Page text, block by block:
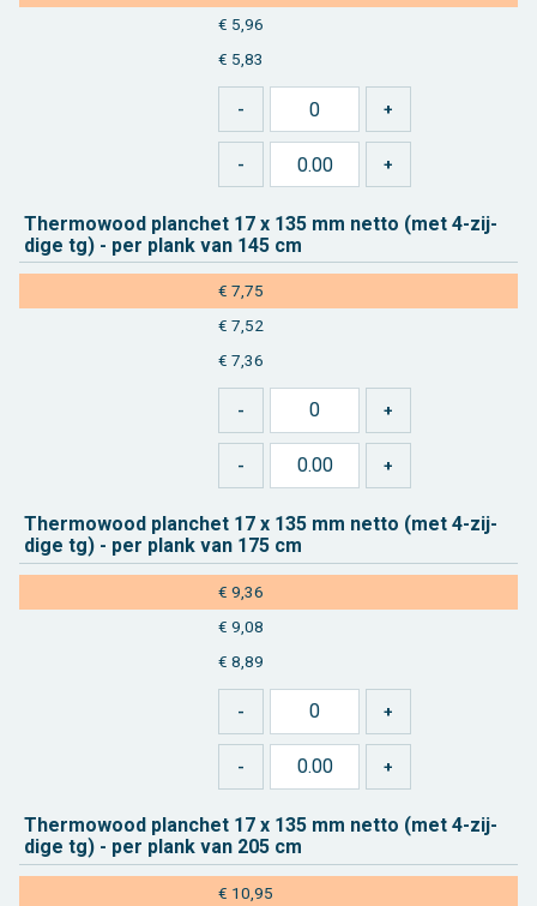
€ 5,96
€ 5,83
Ther­mo­wood plan­chet 17 x 135 mm netto (met 4-zij­
di­ge tg) - per plank van 145 cm
€ 7,75
€ 7,52
€ 7,36
Ther­mo­wood plan­chet 17 x 135 mm netto (met 4-zij­
di­ge tg) - per plank van 175 cm
€ 9,36
€ 9,08
€ 8,89
Ther­mo­wood plan­chet 17 x 135 mm netto (met 4-zij­
di­ge tg) - per plank van 205 cm
€ 10,95